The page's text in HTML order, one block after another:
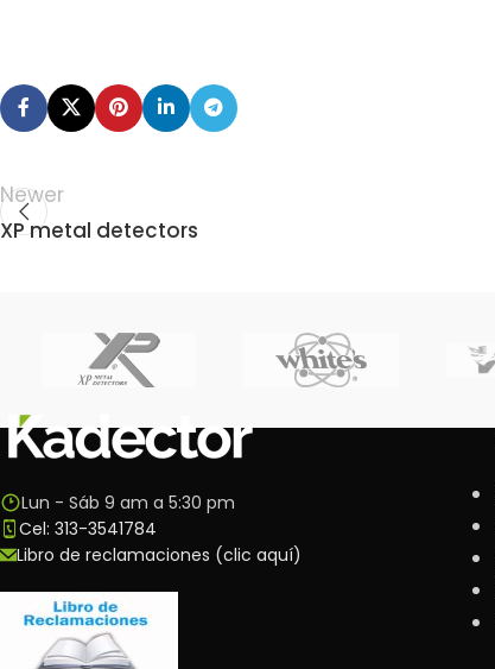
Newer
XP metal detectors
Lun - Sáb 9 am a 5:30 pm
Cel: 313-3541784
Libro de reclamaciones (clic aquí)